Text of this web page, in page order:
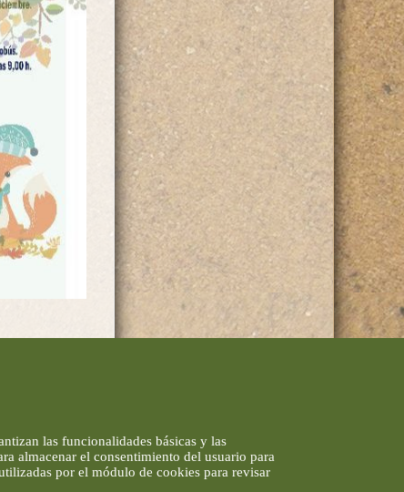
las funcionalidades básicas y las
almacenar el consentimiento del usuario para
por el módulo de cookies para revisar